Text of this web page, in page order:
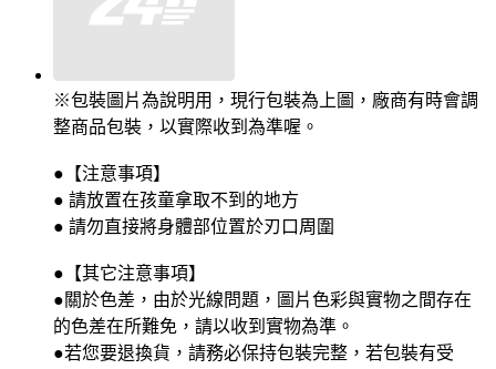
※包裝圖片為說明用，現行包裝為上圖，廠商有時會調
整商品包裝，以實際收到為準喔。
●【注意事項】
● 請放置在孩童拿取不到的地方
● 請勿直接將身體部位置於刃口周圍
●【其它注意事項】
●關於色差，由於光線問題，圖片色彩與實物之間存在
的色差在所難免，請以收到實物為準。
●若您要退換貨，請務必保持包裝完整，若包裝有受